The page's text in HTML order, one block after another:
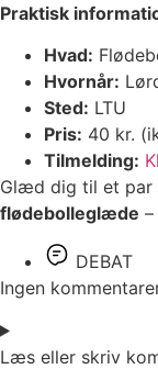
Praktisk
Hvad:
Hvornår:
Sted: LTU
Pris: 40 kr.
Tilmelding:
Glæd dig til et par
flødebolleglæde
DEBAT
Ingen
Læs eller skriv